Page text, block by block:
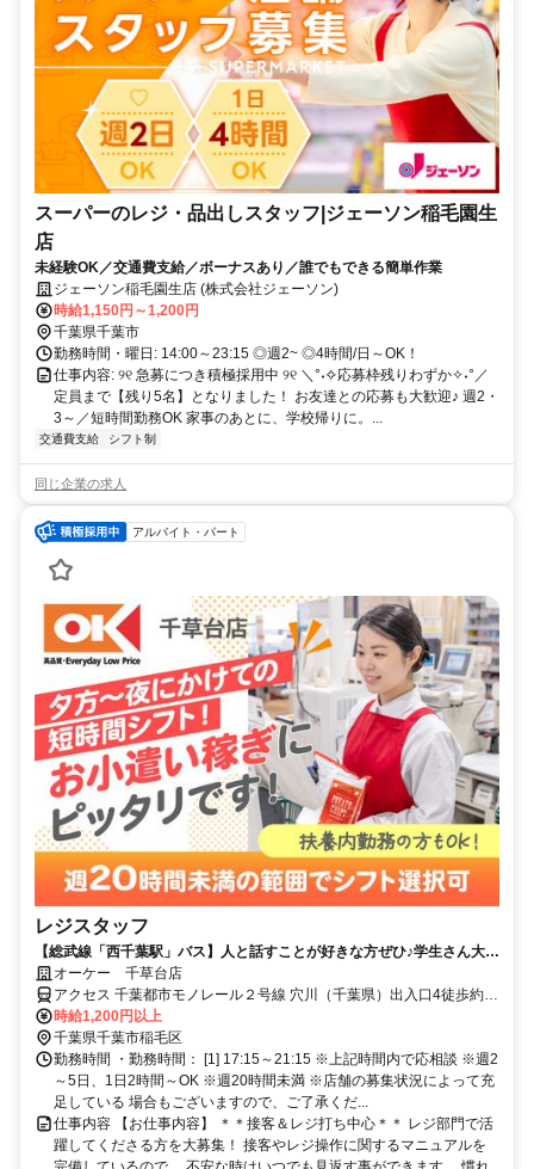
スーパーのレジ・品出しスタッフ|ジェーソン稲毛園生
店
未経験OK／交通費支給／ボーナスあり／誰でもできる簡単作業
ジェーソン稲毛園生店 (株式会社ジェーソン)
時給1,150円～1,200円
千葉県千葉市
勤務時間・曜日: 14:00～23:15 ◎週2~ ◎4時間/日～OK！
仕事内容: ୨୧ 急募につき積極採用中 ୨୧ ＼°˖✧応募枠残りわずか✧˖°／
定員まで【残り5名】となりました！ お友達との応募も大歓迎♪ 週2・
3～／短時間勤務OK 家事のあとに、学校帰りに。...
交通費支給 シフト制
同じ企業の求人
アルバイト・パート
レジスタッフ
【総武線「西千葉駅」バス】人と話すことが好きな方ぜひ♪学生さん大歓
迎！高校生OK!シンプルで覚えやすい♪
オーケー 千草台店
アクセス 千葉都市モノレール２号線 穴川（千葉県）出入口4徒歩約
10分、千葉都市モノレール２号線 天台徒歩約11分、千葉都市モノレ
ール２号線 スポーツセンター出入口2徒歩約15分 総武線「西千葉
駅」よりバス＊自転車通勤OK
時給1,200円以上
千葉県千葉市稲毛区
勤務時間 ・勤務時間： [1] 17:15～21:15 ※上記時間内で応相談 ※週2
～5日、1日2時間～OK ※週20時間未満 ※店舗の募集状況によって充
足している 場合もございますので、ご了承くだ...
仕事内容 【お仕事内容】 ＊＊接客＆レジ打ち中心＊＊ レジ部門で活
躍してくださる方を大募集！ 接客やレジ操作に関するマニュアルを